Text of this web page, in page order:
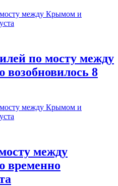
по мосту между
8
между
временно